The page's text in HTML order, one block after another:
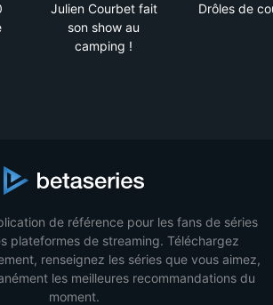
Julien Courbet fait
son show au
camping !
Drôles de
de référence pour les fans de séries
plateformes de streaming. Téléchargez
renseignez les séries que vous aimez,
les meilleures recommandations du
moment.